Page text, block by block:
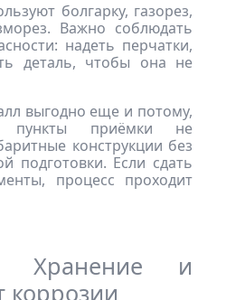
болгарку, газорез,
Важно соблюдать
надеть перчатки,
деталь, чтобы она не
выгодно еще и потому,
пункты приёмки не
конструкции без
подготовки. Если сдать
процесс проходит
Хранение и
коррозии